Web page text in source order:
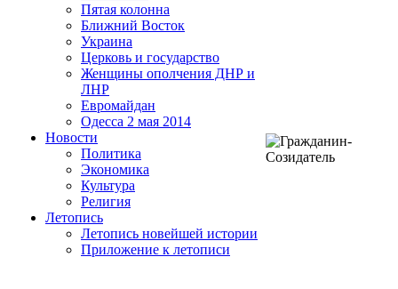
Пятая колонна
Ближний Восток
Украина
Церковь и государство
Женщины ополчения ДНР и
ЛНР
Евромайдан
Одесса 2 мая 2014
Новости
Политика
Экономика
Культура
Религия
Летопись
Летопись новейшей истории
Приложение к летописи